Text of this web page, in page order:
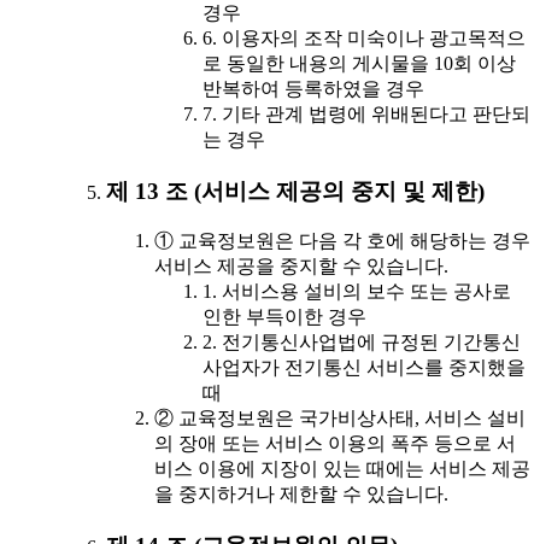
경우
6. 이용자의 조작 미숙이나 광고목적으
로 동일한 내용의 게시물을 10회 이상
반복하여 등록하였을 경우
7. 기타 관계 법령에 위배된다고 판단되
는 경우
제 13 조 (서비스 제공의 중지 및 제한)
① 교육정보원은 다음 각 호에 해당하는 경우
서비스 제공을 중지할 수 있습니다.
1. 서비스용 설비의 보수 또는 공사로
인한 부득이한 경우
2. 전기통신사업법에 규정된 기간통신
사업자가 전기통신 서비스를 중지했을
때
② 교육정보원은 국가비상사태, 서비스 설비
의 장애 또는 서비스 이용의 폭주 등으로 서
비스 이용에 지장이 있는 때에는 서비스 제공
을 중지하거나 제한할 수 있습니다.